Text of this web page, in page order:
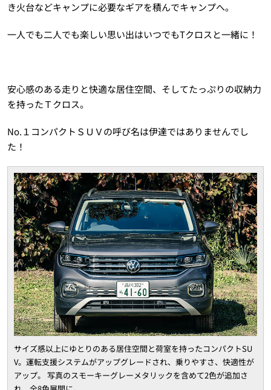
き火台などキャンプに必要なギアを積んでキャンプへ。
一人でも二人でも楽しい思い出はいつでもTクロスと一緒に！
安心感のある走りと快適な居住空間、そしてたっぷりの収納力
を持ったＴクロス。
No.１コンパクトＳＵＶの呼び名は伊達ではありませんでし
た！
サイズ感以上にゆとりのある居住空間と荷室を持ったコンパクトSU
V。運転支援システムがアップグレードされ、乗りやすさ、快適性が
アップ。 写真のスモーキーグレーメタリックを含めて2色が追加さ